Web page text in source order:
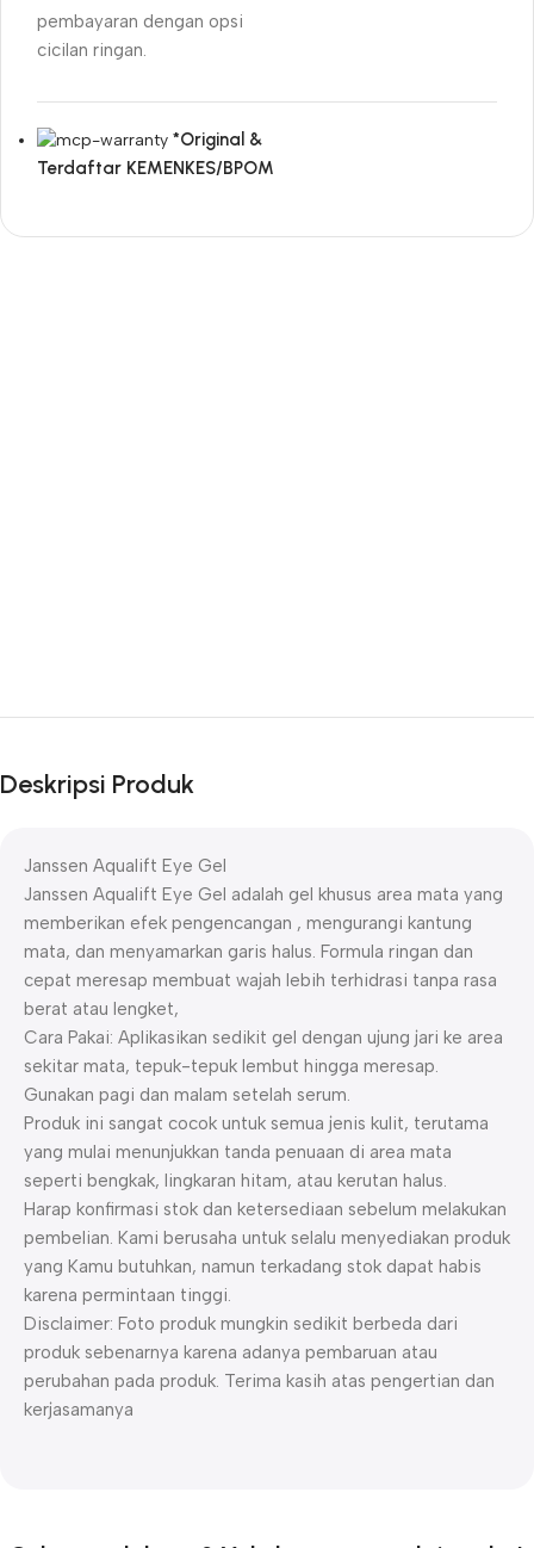
pembayaran dengan opsi
cicilan ringan.
*Original &
Terdaftar KEMENKES/BPOM
Deskripsi Produk
Janssen Aqualift Eye Gel
Janssen Aqualift Eye Gel adalah gel khusus area mata yang
memberikan efek pengencangan , mengurangi kantung
mata, dan menyamarkan garis halus. Formula ringan dan
cepat meresap membuat wajah lebih terhidrasi tanpa rasa
berat atau lengket,
Cara Pakai: Aplikasikan sedikit gel dengan ujung jari ke area
sekitar mata, tepuk-tepuk lembut hingga meresap.
Gunakan pagi dan malam setelah serum.
Produk ini sangat cocok untuk semua jenis kulit, terutama
yang mulai menunjukkan tanda penuaan di area mata
seperti bengkak, lingkaran hitam, atau kerutan halus.
Harap konfirmasi stok dan ketersediaan sebelum melakukan
pembelian. Kami berusaha untuk selalu menyediakan produk
yang Kamu butuhkan, namun terkadang stok dapat habis
karena permintaan tinggi.
Disclaimer: Foto produk mungkin sedikit berbeda dari
produk sebenarnya karena adanya pembaruan atau
perubahan pada produk. Terima kasih atas pengertian dan
kerjasamanya